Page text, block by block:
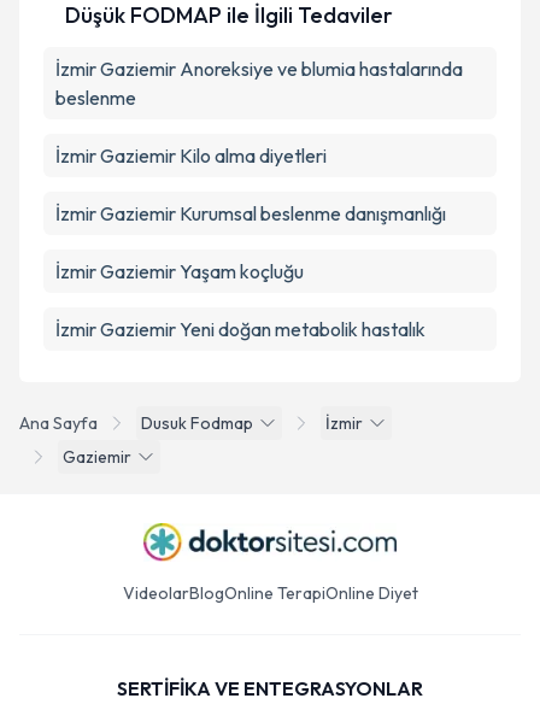
Ana Sayfa Dusuk Fodmap
İzmir
Gaziemir
Düşük FODMAP ile İlgili Tedaviler
İzmir Gaziemir Anoreksiye ve blumia hastalarında
beslenme
İzmir Gaziemir Kilo alma diyetleri
İzmir Gaziemir Kurumsal beslenme danışmanlığı
İzmir Gaziemir Yaşam koçluğu
İzmir Gaziemir Yeni doğan metabolik hastalık
VideolarBlogOnline TerapiOnline Diyet
SERTİFİKA VE ENTEGRASYONLAR